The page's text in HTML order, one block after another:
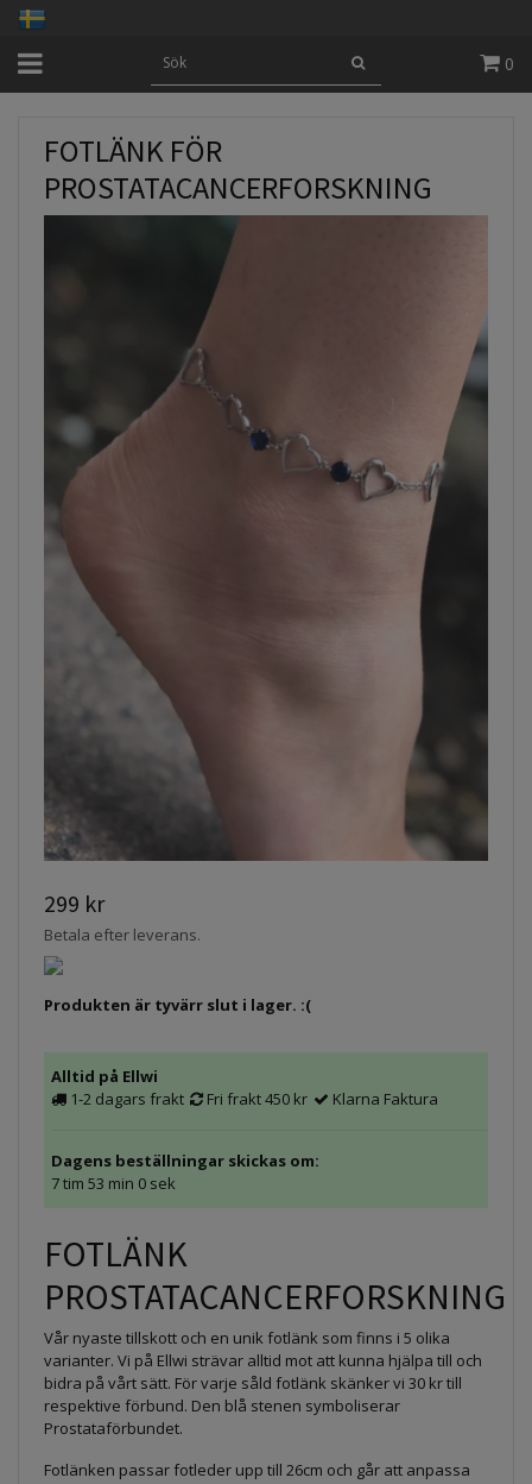
0
FOTLÄNK FÖR
PROSTATACANCERFORSKNING
299 kr
Betala efter leverans.
Produkten är tyvärr slut i lager. :(
Alltid på Ellwi
1-2 dagars frakt
Fri frakt 450 kr Klarna Faktura
Dagens beställningar skickas om:
7 tim 52 min 59 sek
FOTLÄNK
PROSTATACANCERFORSKNING
Vår nyaste tillskott och en unik fotlänk som finns i 5 olika
varianter. Vi på Ellwi strävar alltid mot att kunna hjälpa till och
bidra på vårt sätt. För varje såld fotlänk skänker vi 30 kr till
respektive förbund. Den blå stenen symboliserar
Prostataförbundet.
Fotlänken passar fotleder upp till 26cm och går att anpassa